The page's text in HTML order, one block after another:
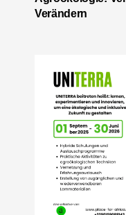
Verändern